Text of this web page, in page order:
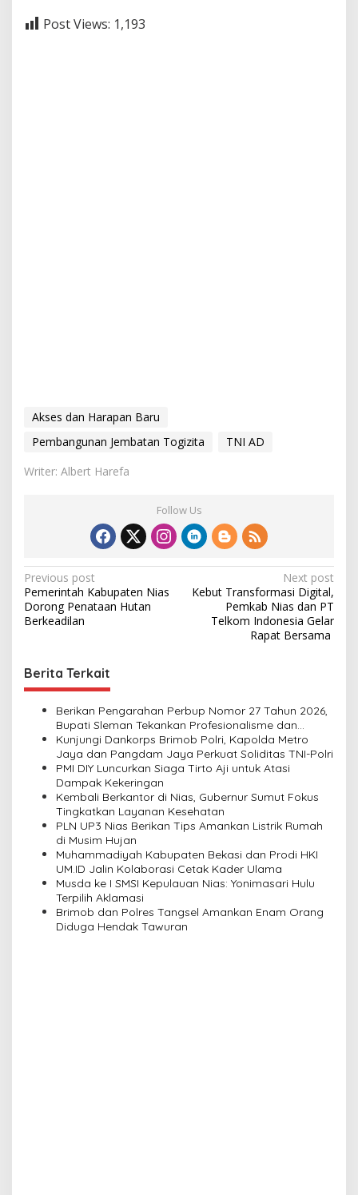
Post Views: 1,193
Akses dan Harapan Baru
Pembangunan Jembatan Togizita
TNI AD
Writer: Albert Harefa
Follow Us
P
o
s
n
a
Previous post
Pemerintah Kabupaten Nias
Dorong Penataan Hutan
Berkeadilan
Next post
Kebut Transformasi Digital,
Pemkab Nias dan PT
Telkom Indonesia Gelar
Rapat Bersama
Berita Terkait
Berikan Pengarahan Perbup Nomor 27 Tahun 2026,
Bupati Sleman Tekankan Profesionalisme dan
Pelayanan Masyarakat
Kunjungi Dankorps Brimob Polri, Kapolda Metro
Jaya dan Pangdam Jaya Perkuat Soliditas TNI-Polri
PMI DIY Luncurkan Siaga Tirto Aji untuk Atasi
Dampak Kekeringan
Kembali Berkantor di Nias, Gubernur Sumut Fokus
Tingkatkan Layanan Kesehatan
PLN UP3 Nias Berikan Tips Amankan Listrik Rumah
di Musim Hujan
Muhammadiyah Kabupaten Bekasi dan Prodi HKI
UM.ID Jalin Kolaborasi Cetak Kader Ulama
Musda ke I SMSI Kepulauan Nias: Yonimasari Hulu
Terpilih Aklamasi
Brimob dan Polres Tangsel Amankan Enam Orang
Diduga Hendak Tawuran